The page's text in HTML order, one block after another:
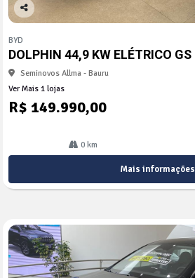
Co
arti
lhe
BYD
DOLPHIN 44,9 KW ELÉTRICO GS
Seminovos Allma - Bauru
Ver Mais 1 lojas
R$ 149.990,00
0 km
Mais informações